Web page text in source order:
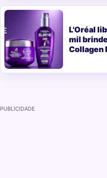
L'Oréal
mil
Collagen
PUBLICIDADE